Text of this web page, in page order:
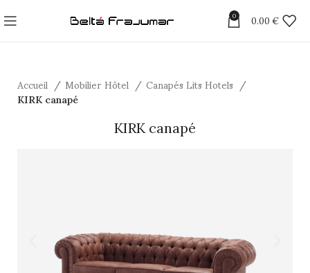
0 0.00 €
Accueil Mobilier Hôtel Canapés Lits Hotels
KIRK canapé
KIRK canapé